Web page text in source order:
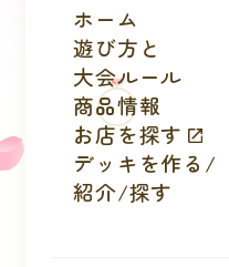
ホーム
遊び方と
大会ルール
商品情報
お店を探す
デッキを作る/
紹介/探す